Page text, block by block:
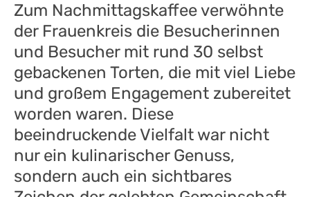
Zum Nachmittagskaffee verwöhnte
der Frauenkreis die Besucherinnen
und Besucher mit rund 30 selbst
gebackenen Torten, die mit viel Liebe
und großem Engagement zubereitet
worden waren. Diese
beeindruckende Vielfalt war nicht
nur ein kulinarischer Genuss,
sondern auch ein sichtbares